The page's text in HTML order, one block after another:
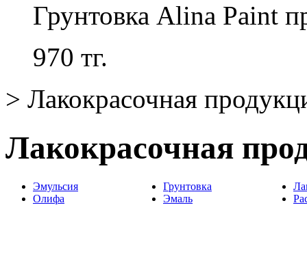
Грунтовка Alina Paint
970 тг.
> Лакокрасочная
Лакокрасочная
Эмульсия Грунтовка
Олифа
Эмаль